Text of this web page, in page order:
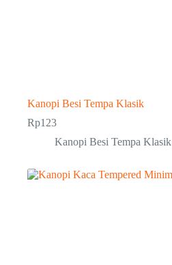
Kanopi Besi Tempa Klasik
Rp123
Kanopi Besi Tempa Klasik